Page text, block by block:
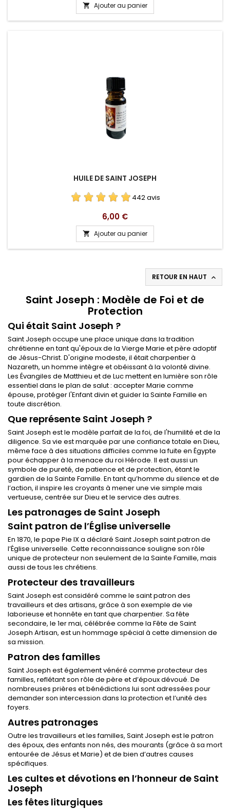
 Ajouter au panier
HUILE DE SAINT JOSEPH
442 avis
Prix
6,00 €
 Ajouter au panier
RETOUR EN HAUT 
Saint Joseph : Modèle de Foi et de
Protection
Qui était Saint Joseph ?
Saint Joseph occupe une place unique dans la tradition
chrétienne en tant qu'époux de la Vierge Marie et père adoptif
de Jésus-Christ. D'origine modeste, il était charpentier à
Nazareth, un homme intègre et obéissant à la volonté divine.
Les Évangiles de Matthieu et de Luc mettent en lumière son rôle
essentiel dans le plan de salut : accepter Marie comme
épouse, protéger l'Enfant divin et guider la Sainte Famille en
toute discrétion.
Que représente Saint Joseph ?
Saint Joseph est le modèle parfait de la foi, de l'humilité et de la
diligence. Sa vie est marquée par une confiance totale en Dieu,
même face à des situations difficiles comme la fuite en Égypte
pour échapper à la menace du roi Hérode. Il est aussi un
symbole de pureté, de patience et de protection, étant le
gardien de la Sainte Famille. En tant qu’homme du silence et de
l’action, il inspire les croyants à mener une vie simple mais
vertueuse, centrée sur Dieu et le service des autres.
Les patronages de Saint Joseph
Saint patron de l’Église universelle
En 1870, le pape Pie IX a déclaré Saint Joseph saint patron de
l’Église universelle. Cette reconnaissance souligne son rôle
unique de protecteur non seulement de la Sainte Famille, mais
aussi de tous les chrétiens.
Protecteur des travailleurs
Saint Joseph est considéré comme le saint patron des
travailleurs et des artisans, grâce à son exemple de vie
laborieuse et honnête en tant que charpentier. Sa fête
secondaire, le 1er mai, célébrée comme la Fête de Saint
Joseph Artisan, est un hommage spécial à cette dimension de
sa mission.
Patron des familles
Saint Joseph est également vénéré comme protecteur des
familles, reflétant son rôle de père et d’époux dévoué. De
nombreuses prières et bénédictions lui sont adressées pour
demander son intercession dans la protection et l’unité des
foyers.
Autres patronages
Outre les travailleurs et les familles, Saint Joseph est le patron
des époux, des enfants non nés, des mourants (grâce à sa mort
entourée de Jésus et Marie) et de bien d’autres causes
spécifiques.
Les cultes et dévotions en l’honneur de Saint
Joseph
Les fêtes liturgiques